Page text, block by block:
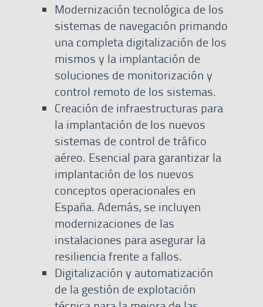
Modernización tecnológica de los
sistemas de navegación primando
una completa digitalización de los
mismos y la implantación de
soluciones de monitorización y
control remoto de los sistemas.
Creación de infraestructuras para
la implantación de los nuevos
sistemas de control de tráfico
aéreo. Esencial para garantizar la
implantación de los nuevos
conceptos operacionales en
España. Además, se incluyen
modernizaciones de las
instalaciones para asegurar la
resiliencia frente a fallos.
Digitalización y automatización
de la gestión de explotación